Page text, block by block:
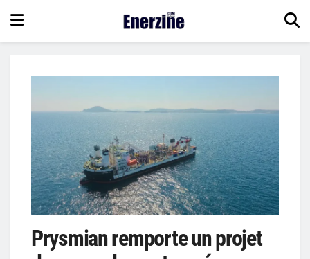
Prysmian remporte un projet